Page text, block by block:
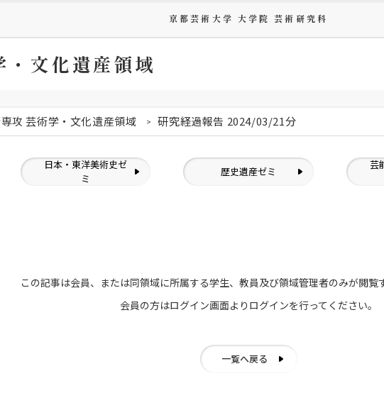
京都芸術大学 大学院 芸術研究科
・文化遺産領域
攻 芸術学・文化遺産領域 研究経過報告 2024/03/21分
日本・東洋美術史ゼ
ミ
歴史遺産ゼミ
芸
この記事は会員、または同領域に所属する学生、教員及び領域管理者のみが閲覧
会員の方はログイン画面より ログインを行ってください。
一覧へ戻る